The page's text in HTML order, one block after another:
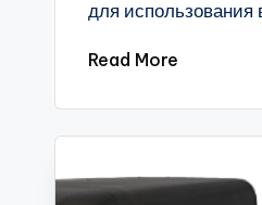
для использования
Read More